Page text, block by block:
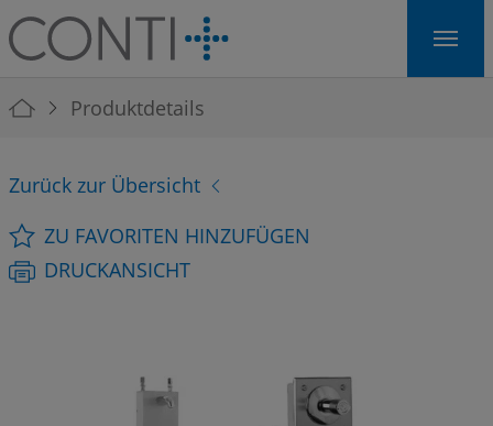
Skip to main navigation
Skip to main content
Skip to page footer
You are here:
Produktdetails
Zurück zur Übersicht
ZU FAVORITEN HINZUFÜGEN
DRUCKANSICHT